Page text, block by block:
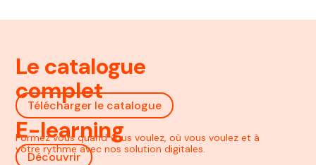
Le catalogue
complet
Télécharger le catalogue
E-learning
Formez vous quand vous voulez, où vous voulez et à
votre rythme avec nos solution digitales.
Découvrir